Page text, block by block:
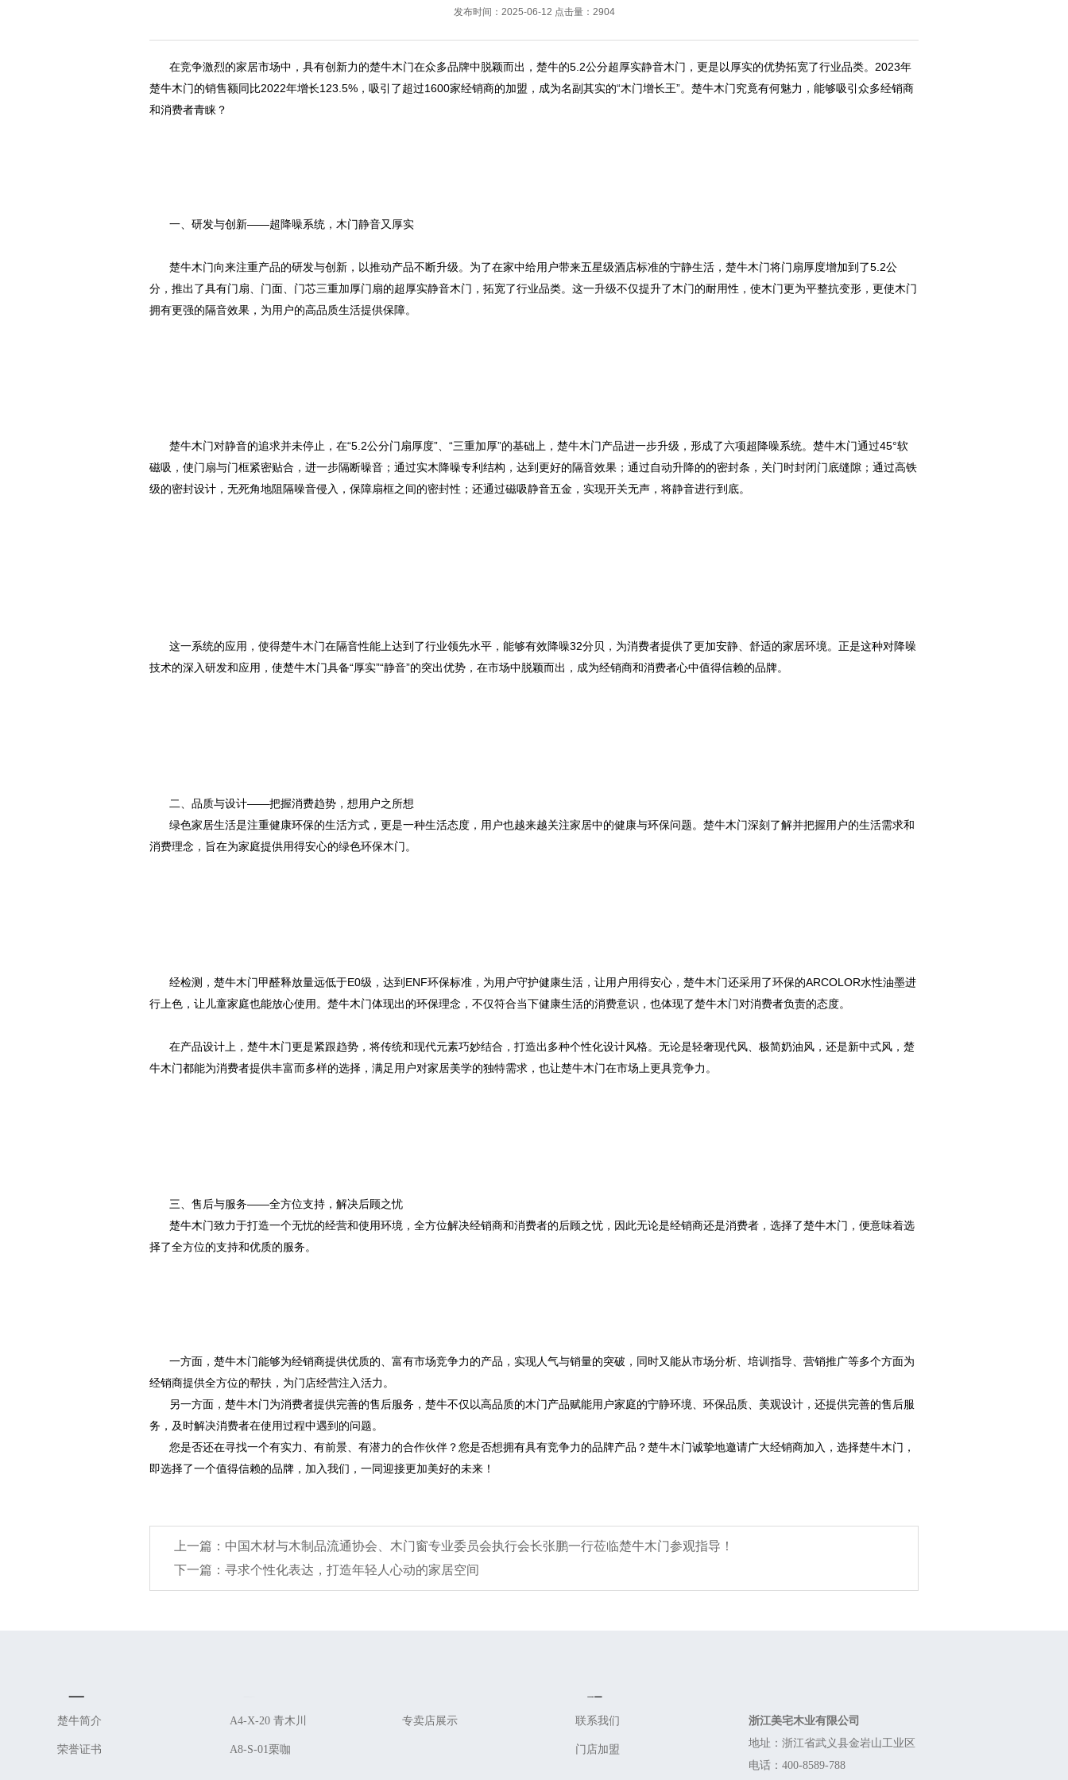
发布时间：2025-06-12 点击量：2904
在竞争激烈的家居市场中，具有创新力的楚牛木门在众多品牌中脱颖而出，楚牛的5.2公分超厚实静音木门，更是以厚实的优势拓宽了行业品类。2023年
楚牛木门的销售额同比2022年增长123.5%，吸引了超过1600家经销商的加盟，成为名副其实的“木门增长王”。楚牛木门究竟有何魅力，能够吸引众多经销商
和消费者青睐？
一、研发与创新——超降噪系统，木门静音又厚实
楚牛木门向来注重产品的研发与创新，以推动产品不断升级。为了在家中给用户带来五星级酒店标准的宁静生活，楚牛木门将门扇厚度增加到了5.2公
分，推出了具有门扇、门面、门芯三重加厚门扇的超厚实静音木门，拓宽了行业品类。这一升级不仅提升了木门的耐用性，使木门更为平整抗变形，更使木门
拥有更强的隔音效果，为用户的高品质生活提供保障。
楚牛木门对静音的追求并未停止，在“5.2公分门扇厚度”、“三重加厚”的基础上，楚牛木门产品进一步升级，形成了六项超降噪系统。楚牛木门通过45°软
磁吸，使门扇与门框紧密贴合，进一步隔断噪音；通过实木降噪专利结构，达到更好的隔音效果；通过自动升降的的密封条，关门时封闭门底缝隙；通过高铁
级的密封设计，无死角地阻隔噪音侵入，保障扇框之间的密封性；还通过磁吸静音五金，实现开关无声，将静音进行到底。
这一系统的应用，使得楚牛木门在隔音性能上达到了行业领先水平，能够有效降噪32分贝，为消费者提供了更加安静、舒适的家居环境。正是这种对降噪
技术的深入研发和应用，使楚牛木门具备“厚实”“静音”的突出优势，在市场中脱颖而出，成为经销商和消费者心中值得信赖的品牌。
二、品质与设计——把握消费趋势，想用户之所想
绿色家居生活是注重健康环保的生活方式，更是一种生活态度，用户也越来越关注家居中的健康与环保问题。楚牛木门深刻了解并把握用户的生活需求和
消费理念，旨在为家庭提供用得安心的绿色环保木门。
经检测，楚牛木门甲醛释放量远低于E0级，达到ENF环保标准，为用户守护健康生活，让用户用得安心，楚牛木门还采用了环保的ARCOLOR水性油墨进
行上色，让儿童家庭也能放心使用。楚牛木门体现出的环保理念，不仅符合当下健康生活的消费意识，也体现了楚牛木门对消费者负责的态度。
在产品设计上，楚牛木门更是紧跟趋势，将传统和现代元素巧妙结合，打造出多种个性化设计风格。无论是轻奢现代风、极简奶油风，还是新中式风，楚
牛木门都能为消费者提供丰富而多样的选择，满足用户对家居美学的独特需求，也让楚牛木门在市场上更具竞争力。
三、售后与服务——全方位支持，解决后顾之忧
楚牛木门致力于打造一个无忧的经营和使用环境，全方位解决经销商和消费者的后顾之忧，因此无论是经销商还是消费者，选择了楚牛木门，便意味着选
择了全方位的支持和优质的服务。
一方面，楚牛木门能够为经销商提供优质的、富有市场竞争力的产品，实现人气与销量的突破，同时又能从市场分析、培训指导、营销推广等多个方面为
经销商提供全方位的帮扶，为门店经营注入活力。
另一方面，楚牛木门为消费者提供完善的售后服务，楚牛不仅以高品质的木门产品赋能用户家庭的宁静环境、环保品质、美观设计，还提供完善的售后服
务，及时解决消费者在使用过程中遇到的问题。
您是否还在寻找一个有实力、有前景、有潜力的合作伙伴？您是否想拥有具有竞争力的品牌产品？楚牛木门诚挚地邀请广大经销商加入，选择楚牛木门，
即选择了一个值得信赖的品牌，加入我们，一同迎接更加美好的未来！
上一篇：中国木材与木制品流通协会、木门窗专业委员会执行会长张鹏一行莅临楚牛木门参观指导！
下一篇：寻求个性化表达，打造年轻人心动的家居空间
About Us
楚牛简介
荣誉证书
Product
A4-X-20 青木川
A8-S-01栗咖
Design
专卖店展示 Service
联系我们
门店加盟
Contact
浙江美宅木业有限公司
地址：浙江省武义县金岩山工业区
电话：400-8589-788